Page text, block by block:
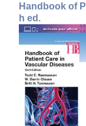
Handbook of
h ed.